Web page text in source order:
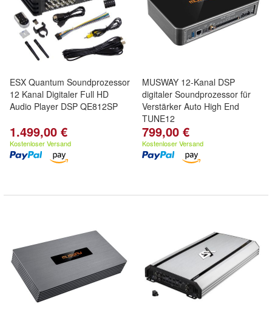
ESX Quantum Soundprozessor
12 Kanal Digitaler Full HD
Audio Player DSP QE812SP
1.499,00 €
Kostenloser Versand
MUSWAY 12-Kanal DSP
digitaler Soundprozessor für
Verstärker Auto High End
TUNE12
799,00 €
Kostenloser Versand